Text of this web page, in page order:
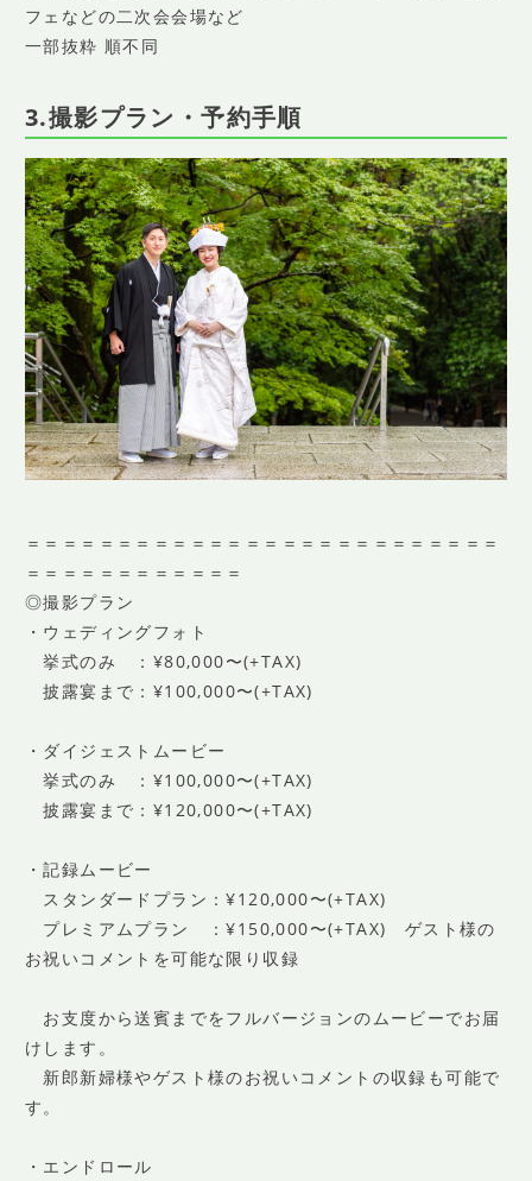
フェなどの二次会会場など
一部抜粋 順不同
3.撮影プラン・予約手順
＝＝＝＝＝＝＝＝＝＝＝＝＝＝＝＝＝＝＝＝＝＝＝＝＝＝
＝＝＝＝＝＝＝＝＝＝＝＝
◎撮影プラン
・ウェディングフォト
挙式のみ ：¥80,000〜(+TAX)
披露宴まで：¥100,000〜(+TAX)
・ダイジェストムービー
挙式のみ ：¥100,000〜(+TAX)
披露宴まで：¥120,000〜(+TAX)
・記録ムービー
スタンダードプラン：¥120,000〜(+TAX)
プレミアムプラン ：¥150,000〜(+TAX) ゲスト様の
お祝いコメントを可能な限り収録
お支度から送賓までをフルバージョンのムービーでお届
けします。
新郎新婦様やゲスト様のお祝いコメントの収録も可能で
す。
・エンドロール